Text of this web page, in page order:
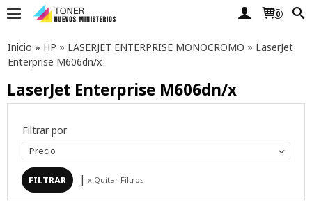
0
Inicio » HP » LASERJET ENTERPRISE MONOCROMO » LaserJet
Enterprise M606dn/x
LaserJet Enterprise M606dn/x
Filtrar por
Precio
| x Quitar Filtros